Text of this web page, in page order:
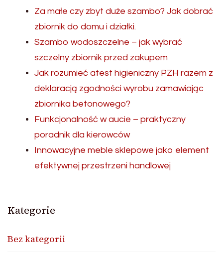
Za małe czy zbyt duże szambo? Jak dobrać
zbiornik do domu i działki.
Szambo wodoszczelne – jak wybrać
szczelny zbiornik przed zakupem
Jak rozumieć atest higieniczny PZH razem z
deklaracją zgodności wyrobu zamawiając
zbiornika betonowego?
Funkcjonalność w aucie – praktyczny
poradnik dla kierowców
Innowacyjne meble sklepowe jako element
efektywnej przestrzeni handlowej
Kategorie
Bez kategorii